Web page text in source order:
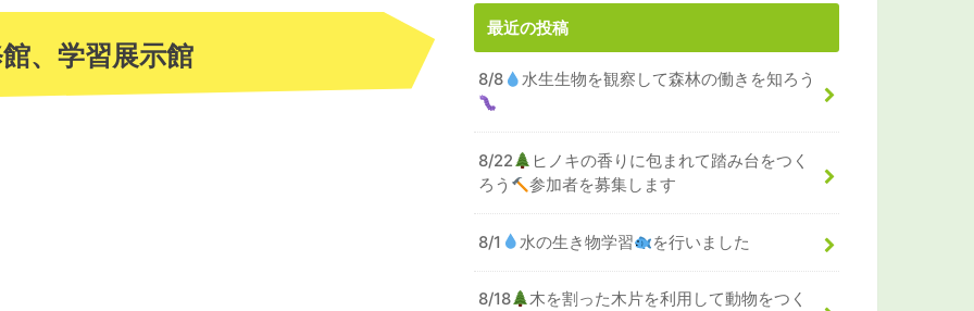
、学習展示館
最近の投稿
8/8 水生生物を観察して森林の働きを知ろう
8/22
ヒノキの香りに包まれて踏み台をつく
ろう
参加者を募集します
8/1 水の生き物学習 を行いました
8/18
木を割った木片を利用して動物をつく